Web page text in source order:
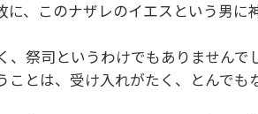
、このナザレのイエスという男に
祭司というわけでもありませんで
とは、受け入れがたく、とんで